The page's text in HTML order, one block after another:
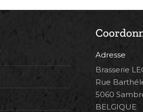
Adresse
Brasserie
Rue
5060
BELGIQUE